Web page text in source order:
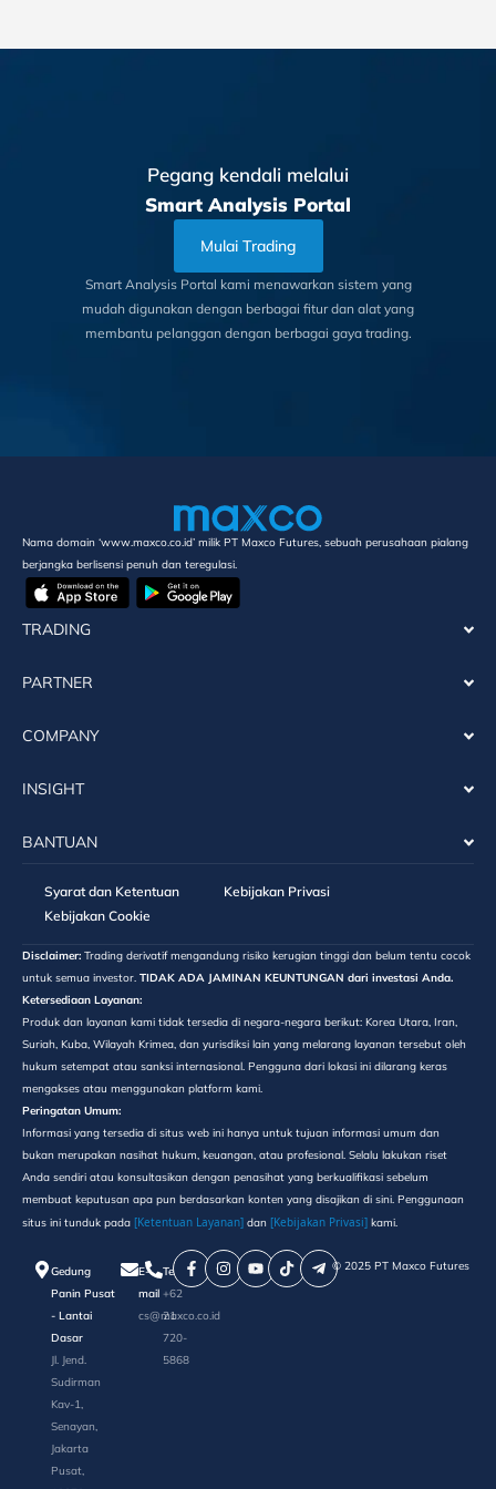
Pegang kendali melalui
Smart Analysis Portal
Mulai Trading
Smart Analysis Portal kami menawarkan sistem yang
mudah digunakan dengan berbagai fitur dan alat yang
membantu pelanggan dengan berbagai gaya trading.
Nama domain ‘www.maxco.co.id’ milik PT Maxco Futures, sebuah perusahaan pialang
berjangka berlisensi penuh dan teregulasi.
TRADING
PARTNER
COMPANY
INSIGHT
BANTUAN
Syarat dan Ketentuan
Kebijakan Privasi
Kebijakan Cookie
Disclaimer: Trading derivatif mengandung risiko kerugian tinggi dan belum tentu cocok
untuk semua investor. TIDAK ADA JAMINAN KEUNTUNGAN dari investasi Anda.
Ketersediaan Layanan:
Produk dan layanan kami tidak tersedia di negara-negara berikut: Korea Utara, Iran,
Suriah, Kuba, Wilayah Krimea, dan yurisdiksi lain yang melarang layanan tersebut oleh
hukum setempat atau sanksi internasional. Pengguna dari lokasi ini dilarang keras
mengakses atau menggunakan platform kami.
Peringatan Umum:
Informasi yang tersedia di situs web ini hanya untuk tujuan informasi umum dan
bukan merupakan nasihat hukum, keuangan, atau profesional. Selalu lakukan riset
Anda sendiri atau konsultasikan dengan penasihat yang berkualifikasi sebelum
membuat keputusan apa pun berdasarkan konten yang disajikan di sini. Penggunaan
situs ini tunduk pada [Ketentuan Layanan] dan [Kebijakan Privasi] kami.
Gedung
Panin Pusat
- Lantai
Dasar
Jl. Jend.
Sudirman
Kav-1,
Senayan,
Jakarta
Pusat,
E-
mail
cs@maxco.co.id
Telepon
+62
21
720-
5868
©️ 2025 PT Maxco Futures